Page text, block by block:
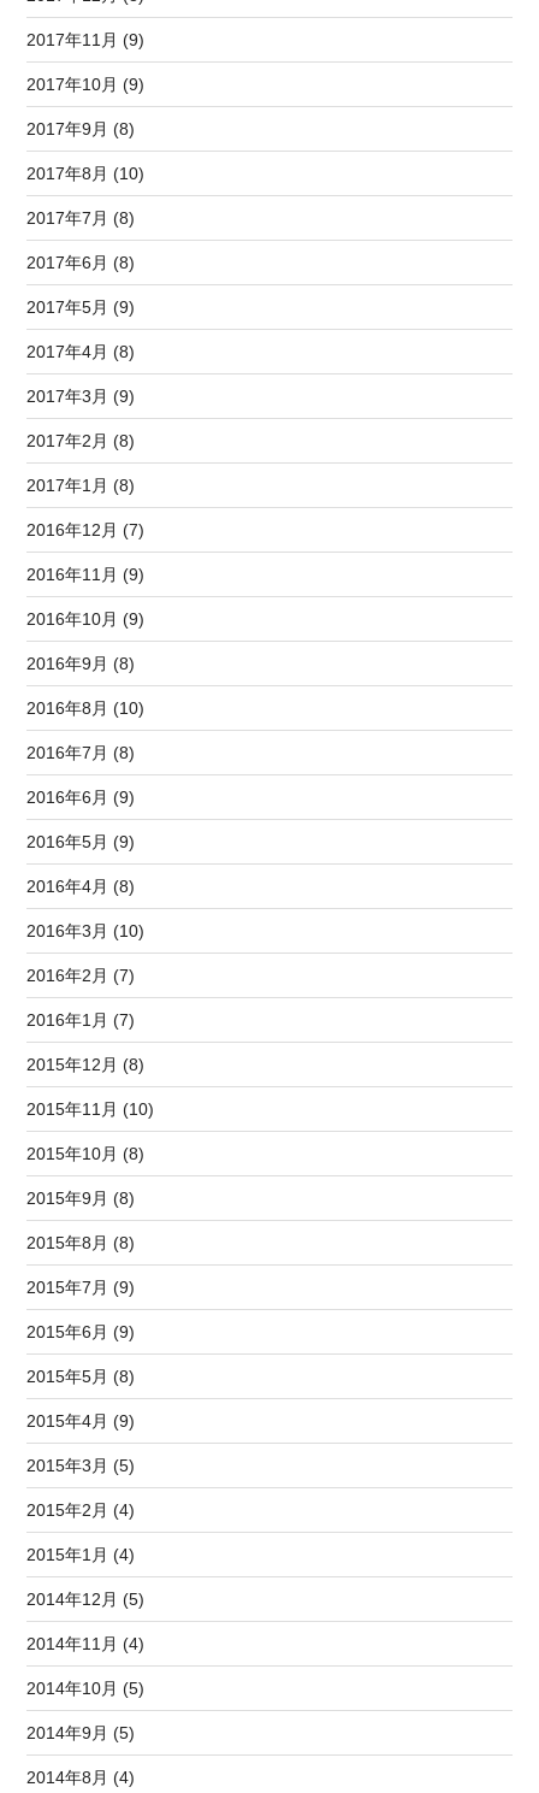
2017年11月 (9)
2017年10月 (9)
2017年9月 (8)
2017年8月 (10)
2017年7月 (8)
2017年6月 (8)
2017年5月 (9)
2017年4月 (8)
2017年3月 (9)
2017年2月 (8)
2017年1月 (8)
2016年12月 (7)
2016年11月 (9)
2016年10月 (9)
2016年9月 (8)
2016年8月 (10)
2016年7月 (8)
2016年6月 (9)
2016年5月 (9)
2016年4月 (8)
2016年3月 (10)
2016年2月 (7)
2016年1月 (7)
2015年12月 (8)
2015年11月 (10)
2015年10月 (8)
2015年9月 (8)
2015年8月 (8)
2015年7月 (9)
2015年6月 (9)
2015年5月 (8)
2015年4月 (9)
2015年3月 (5)
2015年2月 (4)
2015年1月 (4)
2014年12月 (5)
2014年11月 (4)
2014年10月 (5)
2014年9月 (5)
2014年8月 (4)